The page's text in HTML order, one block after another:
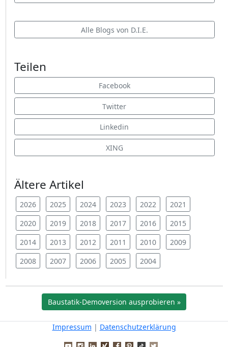
Alle Blogs von D.I.E.
Teilen
Facebook
Twitter
Linkedin
XING
Ältere Artikel
2026 2025 2024 2023 2022
2021
2020
2019 2018 2017 2016
2015
2014
2013 2012 2011 2010
2009
2008
2007 2006 2005 2004
Baustatik-Demoversion ausprobieren »
Impressum | Datenschutzerklärung